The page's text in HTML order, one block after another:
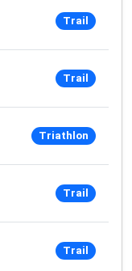
à tout
Trail
Trail
Triathlon
Trail
Trail